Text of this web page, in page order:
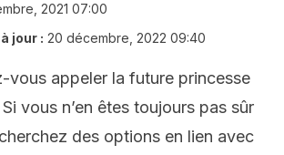
2021 07:00
jour : 20 décembre, 2022 09:40
vous appeler la future princesse
vous n’en êtes toujours pas sûr
des options en lien avec